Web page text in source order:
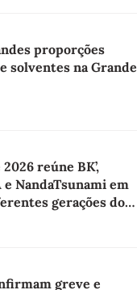
proporções
solventes na Grande
reúne BK’,
e NandaTsunami em
gerações do
greve e